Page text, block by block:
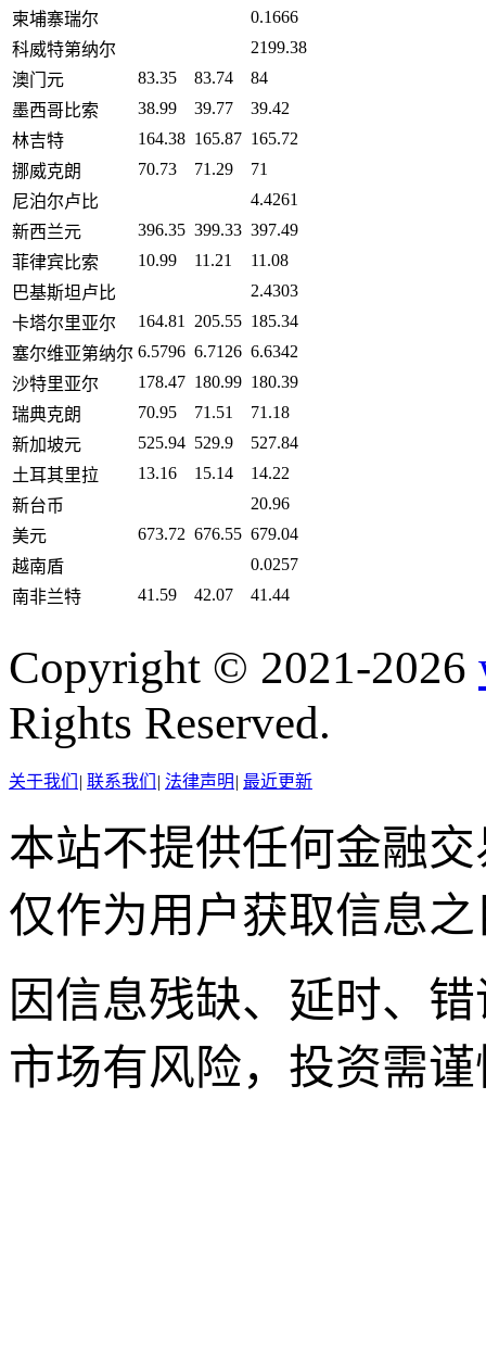
柬埔寨瑞尔
0.1666
科威特第纳尔
2199.38
澳门元
83.35 83.74
84
墨西哥比索
38.99 39.77
39.42
林吉特
164.38 165.87 165.72
挪威克朗
70.73 71.29
71
尼泊尔卢比
4.4261
新西兰元
396.35 399.33 397.49
菲律宾比索
10.99 11.21
11.08
巴基斯坦卢比
2.4303
卡塔尔里亚尔
164.81 205.55 185.34
塞尔维亚第纳尔 6.5796 6.7126 6.6342
沙特里亚尔
178.47 180.99 180.39
瑞典克朗
70.95 71.51
71.18
新加坡元
525.94 529.9
527.84
土耳其里拉
13.16 15.14
14.22
新台币
20.96
美元
673.72 676.55 679.04
越南盾
0.0257
南非兰特
41.59 42.07 41.44
Copyright © 2021-2026
Rights Reserved.
关于我们 | 联系我们 | 法律声明 | 最近更新
本站不提供任何金融
仅作为用户获取信息
因信息残缺、延时、
市场有风险，投资需